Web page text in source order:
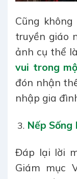
Cũng
truyền giáo
ảnh cụ thể là
vui trong
đón nhận
nhập gia
Nếp Sống
Đáp lại lời
Giám mục